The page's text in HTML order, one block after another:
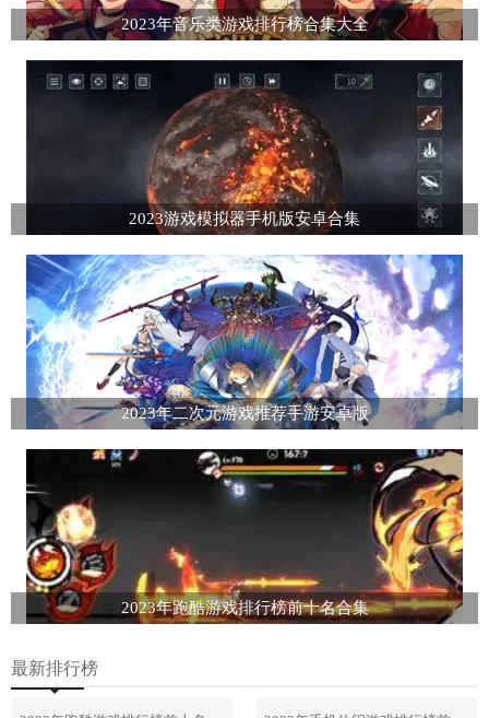
2023年音乐类游戏排行榜合集大全
2023游戏模拟器手机版安卓合集
2023年二次元游戏推荐手游安卓版
2023年跑酷游戏排行榜前十名合集
最新排行榜